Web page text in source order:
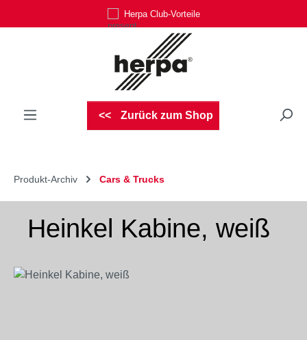
Zum Hauptinhalt springenHerpa Club-Vorteile
Zurück zum Shop
Produkt-Archiv Cars & Trucks
Heinkel Kabine, weiß
Bildergalerie überspringen